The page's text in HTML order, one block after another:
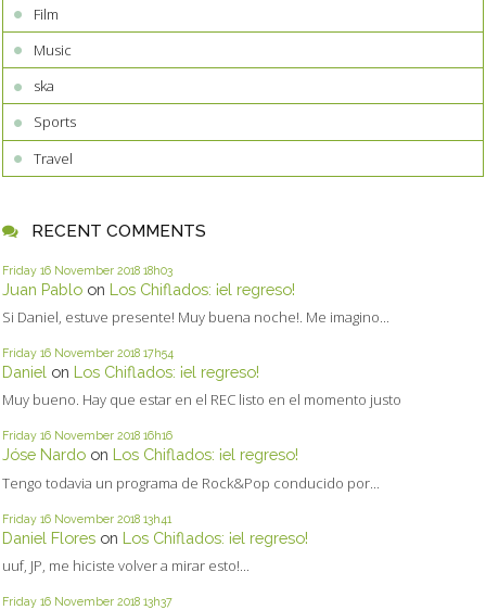
Film
Music
ska
Sports
Travel
RECENT COMMENTS
Friday 16 November 2018 18h03
Juan Pablo on Los Chiflados: ¡el regreso!
Si Daniel, estuve presente! Muy buena noche!. Me imagino...
Friday 16 November 2018 17h54
Daniel on Los Chiflados: ¡el regreso!
Muy bueno. Hay que estar en el REC listo en el momento justo
Friday 16 November 2018 16h16
Jóse Nardo on Los Chiflados: ¡el regreso!
Tengo todavia un programa de Rock&Pop conducido por...
Friday 16 November 2018 13h41
Daniel Flores on Los Chiflados: ¡el regreso!
uuf, JP, me hiciste volver a mirar esto!...
Friday 16 November 2018 13h37